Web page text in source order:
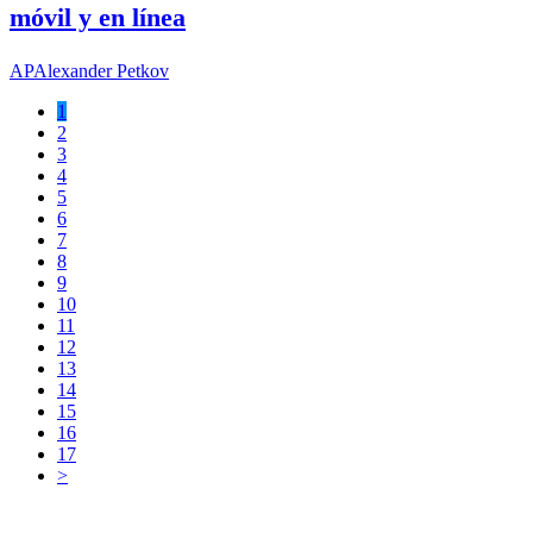
móvil y en línea
APAlexander Petkov
1
2
3
4
5
6
7
8
9
10
11
12
13
14
15
16
17
>